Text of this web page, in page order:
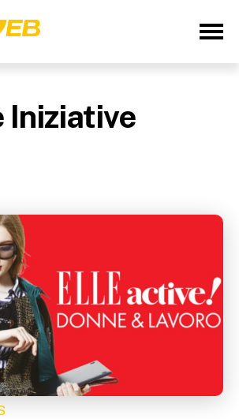
Iniziative